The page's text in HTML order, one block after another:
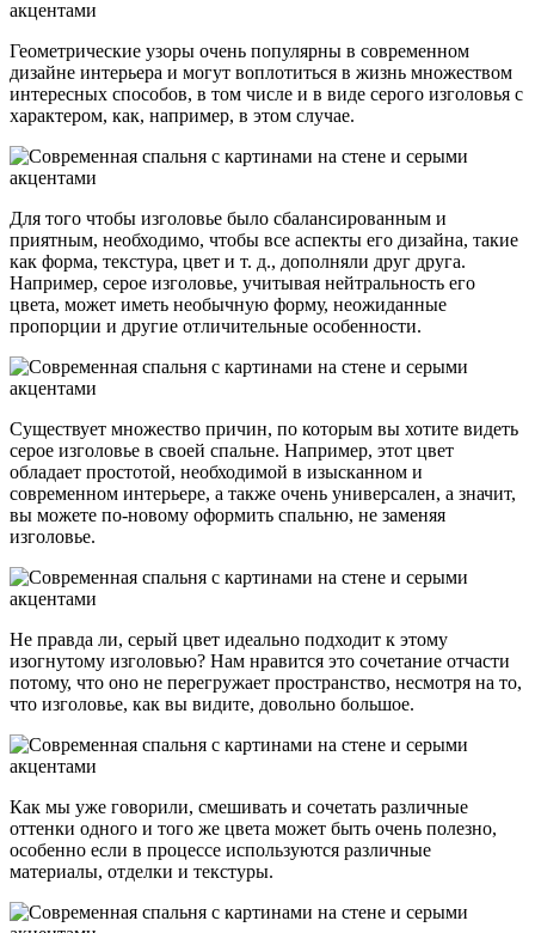
Геометрические узоры очень популярны в современном
дизайне интерьера и могут воплотиться в жизнь множеством
интересных способов, в том числе и в виде серого изголовья с
характером, как, например, в этом случае.
Для того чтобы изголовье было сбалансированным и
приятным, необходимо, чтобы все аспекты его дизайна, такие
как форма, текстура, цвет и т. д., дополняли друг друга.
Например, серое изголовье, учитывая нейтральность его
цвета, может иметь необычную форму, неожиданные
пропорции и другие отличительные особенности.
Существует множество причин, по которым вы хотите видеть
серое изголовье в своей спальне. Например, этот цвет
обладает простотой, необходимой в изысканном и
современном интерьере, а также очень универсален, а значит,
вы можете по-новому оформить спальню, не заменяя
изголовье.
Не правда ли, серый цвет идеально подходит к этому
изогнутому изголовью? Нам нравится это сочетание отчасти
потому, что оно не перегружает пространство, несмотря на то,
что изголовье, как вы видите, довольно большое.
Как мы уже говорили, смешивать и сочетать различные
оттенки одного и того же цвета может быть очень полезно,
особенно если в процессе используются различные
материалы, отделки и текстуры.